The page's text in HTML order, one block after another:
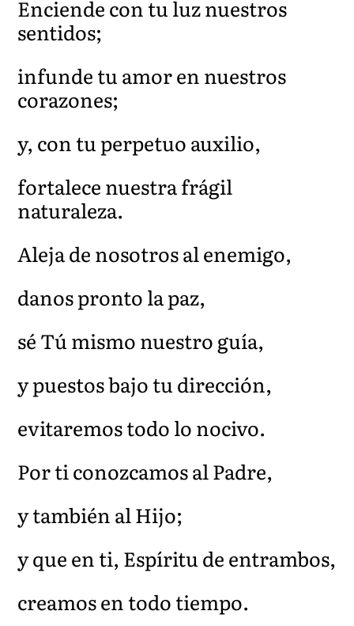
Enciende con tu luz nuestros
sentidos;
infunde tu amor en nuestros
corazones;
y, con tu perpetuo auxilio,
fortalece nuestra frágil
naturaleza.
Aleja de nosotros al enemigo,
danos pronto la paz,
sé Tú mismo nuestro guía,
y puestos bajo tu dirección,
evitaremos todo lo nocivo.
Por ti conozcamos al Padre,
y también al Hijo;
y que en ti, Espíritu de entrambos,
creamos en todo tiempo.